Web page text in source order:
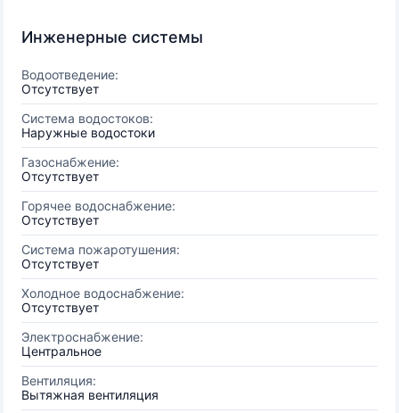
Инженерные системы
Водоотведение:
Отсутствует
Система водостоков:
Наружные водостоки
Газоснабжение:
Отсутствует
Горячее водоснабжение:
Отсутствует
Система пожаротушения:
Отсутствует
Холодное водоснабжение:
Отсутствует
Электроснабжение:
Центральное
Вентиляция:
Вытяжная вентиляция